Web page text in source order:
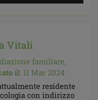
Vitali
familiare,
il: 11 Mar 2024
residente
con indirizzo